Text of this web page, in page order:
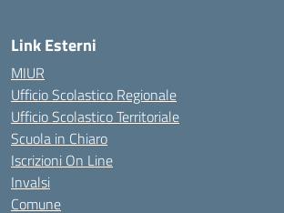
Link Esterni
MIUR
Ufficio Scolastico Regionale
Ufficio Scolastico Territoriale
Scuola in Chiaro
Iscrizioni On Line
Invalsi
Comune